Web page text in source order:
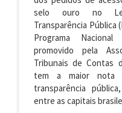
selo ouro no
Transparência Pública
Programa
promovido pela
Tribunais de Contas
tem a maior nota
transparência
entre as capitais